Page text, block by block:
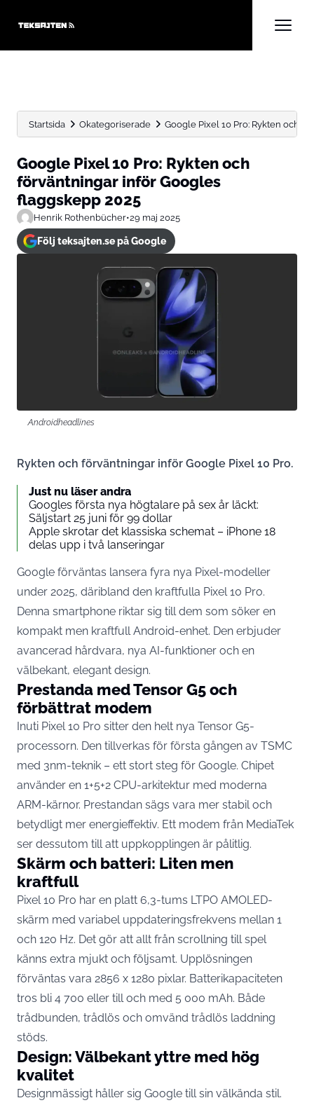
Startsida Okategoriserade Google Pixel 10 Pro: Rykten och
Google Pixel 10 Pro: Rykten och
förväntningar inför Googles
flaggskepp 2025
Henrik Rothenbücher•29 maj 2025
Följ teksajten.se på Google
Androidheadlines
Rykten och förväntningar inför Google Pixel 10 Pro.
Just nu läser andra
Googles första nya högtalare på sex år läckt:
Säljstart 25 juni för 99 dollar
Apple skrotar det klassiska schemat – iPhone 18
delas upp i två lanseringar
Google förväntas lansera fyra nya Pixel-modeller
under 2025, däribland den kraftfulla Pixel 10 Pro.
Denna smartphone riktar sig till dem som söker en
kompakt men kraftfull Android-enhet. Den erbjuder
avancerad hårdvara, nya AI-funktioner och en
välbekant, elegant design.
Prestanda med Tensor G5 och
förbättrat modem
Inuti Pixel 10 Pro sitter den helt nya Tensor G5-
processorn. Den tillverkas för första gången av TSMC
med 3nm-teknik – ett stort steg för Google. Chipet
använder en 1+5+2 CPU-arkitektur med moderna
ARM-kärnor. Prestandan sägs vara mer stabil och
betydligt mer energieffektiv. Ett modem från MediaTek
ser dessutom till att uppkopplingen är pålitlig.
Skärm och batteri: Liten men
kraftfull
Pixel 10 Pro har en platt 6,3-tums LTPO AMOLED-
skärm med variabel uppdateringsfrekvens mellan 1
och 120 Hz. Det gör att allt från scrollning till spel
känns extra mjukt och följsamt. Upplösningen
förväntas vara 2856 x 1280 pixlar. Batterikapaciteten
tros bli 4 700 eller till och med 5 000 mAh. Både
trådbunden, trådlös och omvänd trådlös laddning
stöds.
Design: Välbekant yttre med hög
kvalitet
Designmässigt håller sig Google till sin välkända stil.